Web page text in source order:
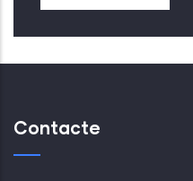
Contacte